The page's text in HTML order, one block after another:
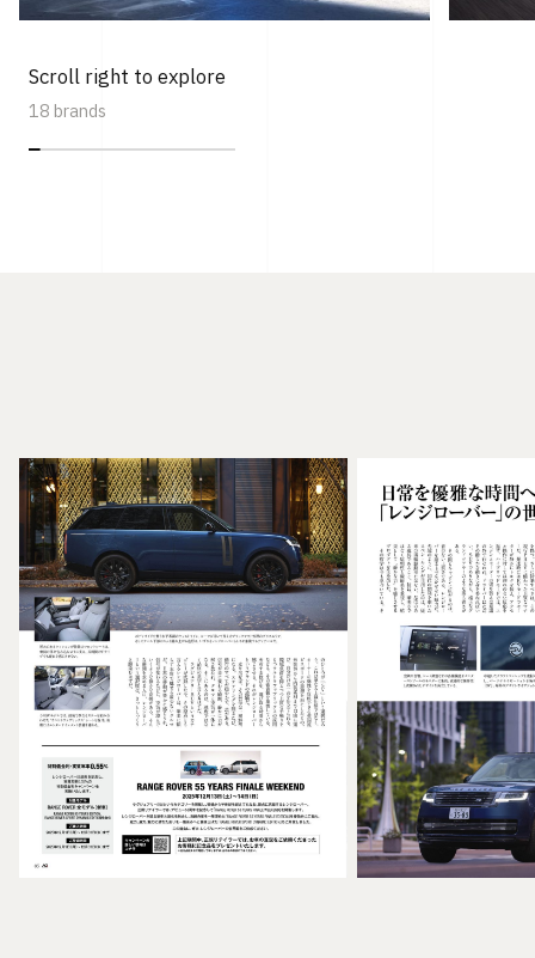
Scroll right to explore
18 brands